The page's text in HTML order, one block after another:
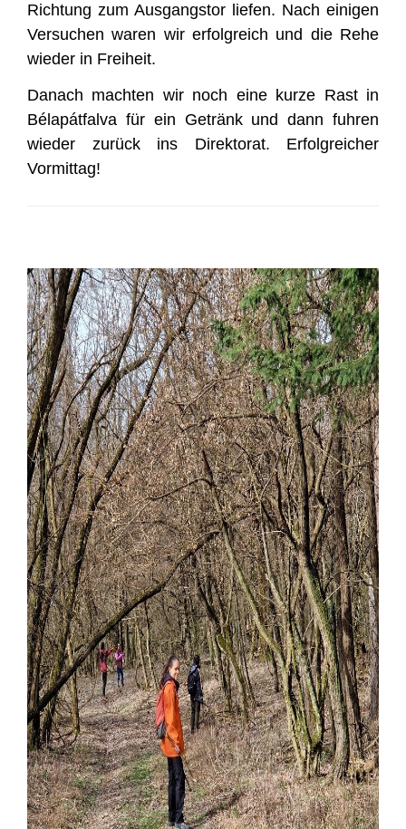
Richtung zum Ausgangstor liefen. Nach einigen
Versuchen waren wir erfolgreich und die Rehe
wieder in Freiheit.
Danach machten wir noch eine kurze Rast in
Bélapátfalva für ein Getränk und dann fuhren
wieder zurück ins Direktorat. Erfolgreicher
Vormittag!